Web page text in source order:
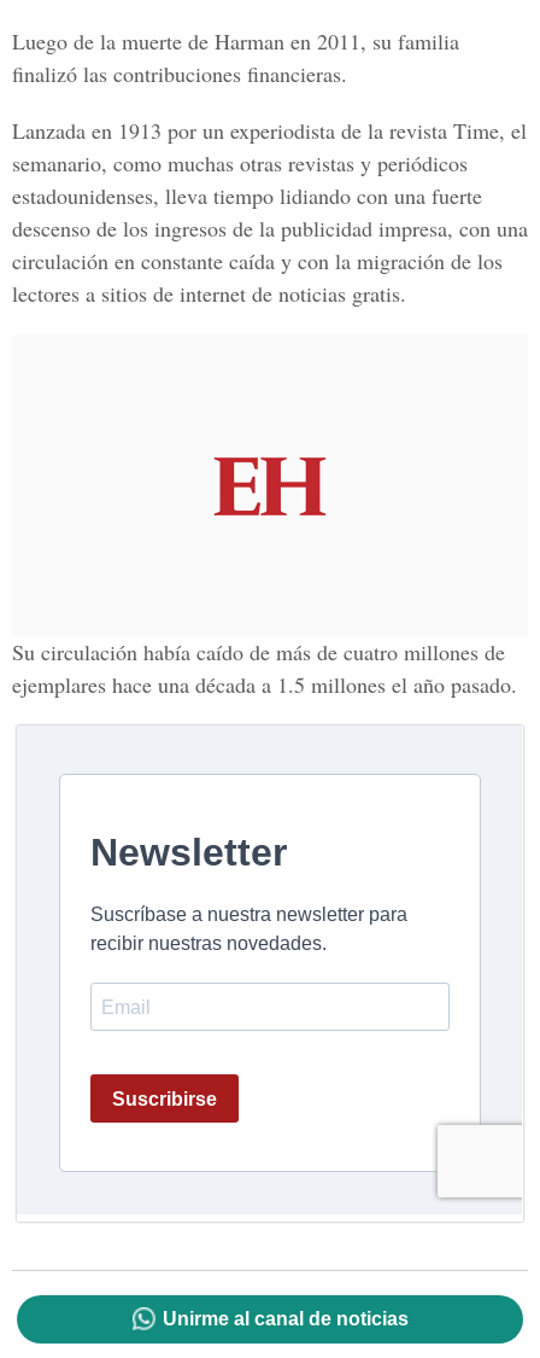
Luego de la muerte de Harman en 2011, su familia
finalizó las contribuciones financieras.
Lanzada en 1913 por un experiodista de la revista Time, el
semanario, como muchas otras revistas y periódicos
estadounidenses, lleva tiempo lidiando con una fuerte
descenso de los ingresos de la publicidad impresa, con una
circulación en constante caída y con la migración de los
lectores a sitios de internet de noticias gratis.
Su circulación había caído de más de cuatro millones de
ejemplares hace una década a 1.5 millones el año pasado.
Unirme al canal de noticias